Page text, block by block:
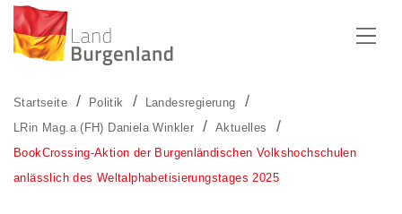
Startseite Politik
Landesregierung
LRin Mag.a (FH) Daniela Winkler
Aktuelles
BookCrossing-Aktion der Burgenländischen Volkshochschulen
anlässlich des Weltalphabetisierungstages 2025